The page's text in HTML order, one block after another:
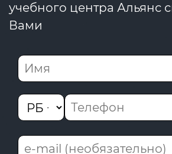
учебного центра Альянс
Вами